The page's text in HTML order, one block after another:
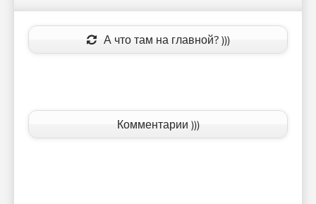
А что там на главной? )))
Комментарии )))